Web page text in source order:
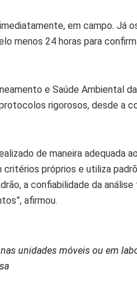
em campo. Já
menos 24 horas para
e Saúde Ambiental
rigorosos, desde a
de maneira adequada
critérios próprios e utiliza
a confiabilidade da
afirmou.
unidades móveis ou em